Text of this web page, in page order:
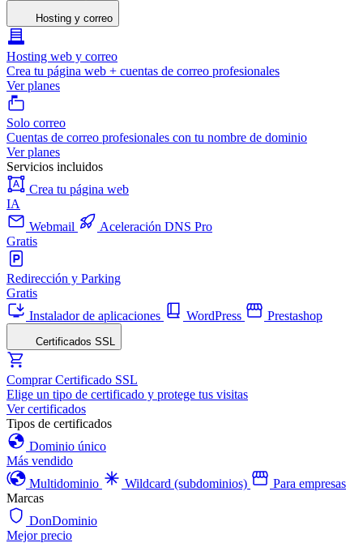
Hosting y correo
Hosting web y correo
Crea tu página web + cuentas de correo profesionales
Ver planes
Solo correo
Cuentas de correo profesionales con tu nombre de dominio
Ver planes
Servicios incluidos
Crea tu página web
IA
Webmail
Aceleración DNS Pro
Gratis
Redirección y Parking
Gratis
Instalador de aplicaciones
WordPress Prestashop
Certificados SSL
Comprar Certificado SSL
Elige un tipo de certificado y protege tus visitas
Ver certificados
Tipos de certificados
Dominio único
Más vendido
Multidominio
Wildcard (subdominios)
Para empresas
Marcas
DonDominio
Mejor precio